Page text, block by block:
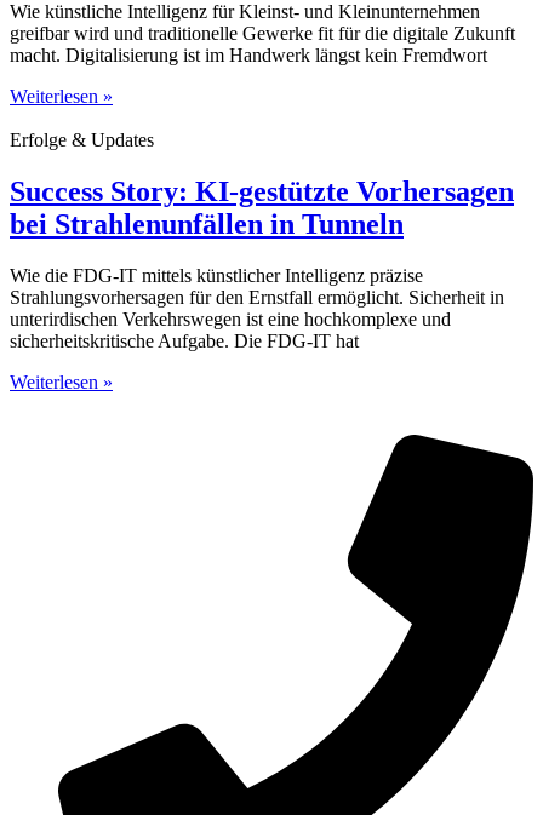
Wie künstliche Intelligenz für Kleinst- und Kleinunternehmen
greifbar wird und traditionelle Gewerke fit für die digitale Zukunft
macht. Digitalisierung ist im Handwerk längst kein Fremdwort
Weiterlesen »
Erfolge & Updates
Success Story: KI-gestützte Vorhersagen
bei Strahlenunfällen in Tunneln
Wie die FDG-IT mittels künstlicher Intelligenz präzise
Strahlungsvorhersagen für den Ernstfall ermöglicht. Sicherheit in
unterirdischen Verkehrswegen ist eine hochkomplexe und
sicherheitskritische Aufgabe. Die FDG-IT hat
Weiterlesen »